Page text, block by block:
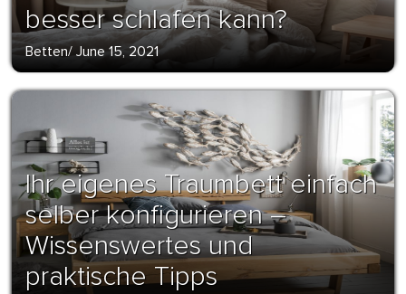
besser schlafen kann?
Betten/ June 15, 2021
Ihr eigenes Traumbett einfach
selber konfigurieren –
Wissenswertes und
praktische Tipps